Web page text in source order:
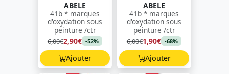
ABELE
41b * marques
d'oxydation sous
peinture /ctr
6,00€2,90€ -52%
Ajouter
ABELE
41b * marques
d'oxydation sous
peinture /ctr
6,00€1,90€ -68%
Ajouter